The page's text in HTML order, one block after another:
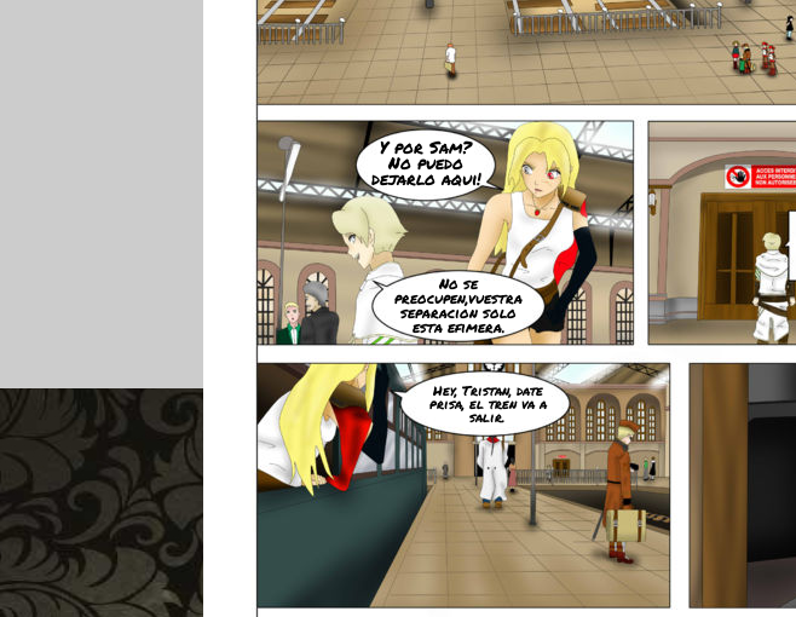
Y por Sam?
No puedo
dejarlo aqui!
No se
preocupen,vuestra
separacion solo
esta efimera.
Hey, Tristan, date
prisa, el tren va a
salir.